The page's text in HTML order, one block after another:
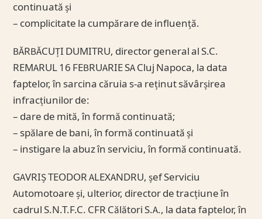
continuată și
– complicitate la cumpărare de influență.
BĂRBĂCUȚI DUMITRU, director general al S.C.
REMARUL 16 FEBRUARIE SA Cluj Napoca, la data
faptelor, în sarcina căruia s-a reținut săvârșirea
infracțiunilor de:
– dare de mită, în formă continuată;
– spălare de bani, în formă continuată și
– instigare la abuz în serviciu, în formă continuată.
GAVRIȘ TEODOR ALEXANDRU, șef Serviciu
Automotoare și, ulterior, director de tracțiune în
cadrul S.N.T.F.C. CFR Călători S.A., la data faptelor, în